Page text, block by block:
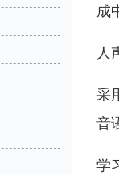
成
人
采
音
学